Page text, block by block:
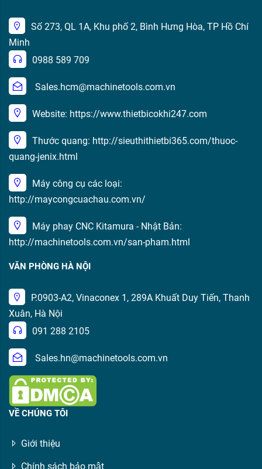
Số 273, QL 1A, Khu phố 2, Bình Hưng Hòa, TP Hồ Chí
Minh
0988 589 709
Sales.hcm@machinetools.com.vn
Website: https://www.thietbicokhi247.com
Thước quang: http://sieuthithietbi365.com/thuoc-
quang-jenix.html
Máy công cụ các loại:
http://maycongcuachau.com.vn/
Máy phay CNC Kitamura - Nhật Bản:
http://machinetools.com.vn/san-pham.html
VĂN PHÒNG HÀ NỘI
P.0903-A2, Vinaconex 1, 289A Khuất Duy Tiến, Thanh
Xuân, Hà Nội
091 288 2105
Sales.hn@machinetools.com.vn
VỀ CHÚNG TÔI
Giới thiệu
Chính sách bảo mật